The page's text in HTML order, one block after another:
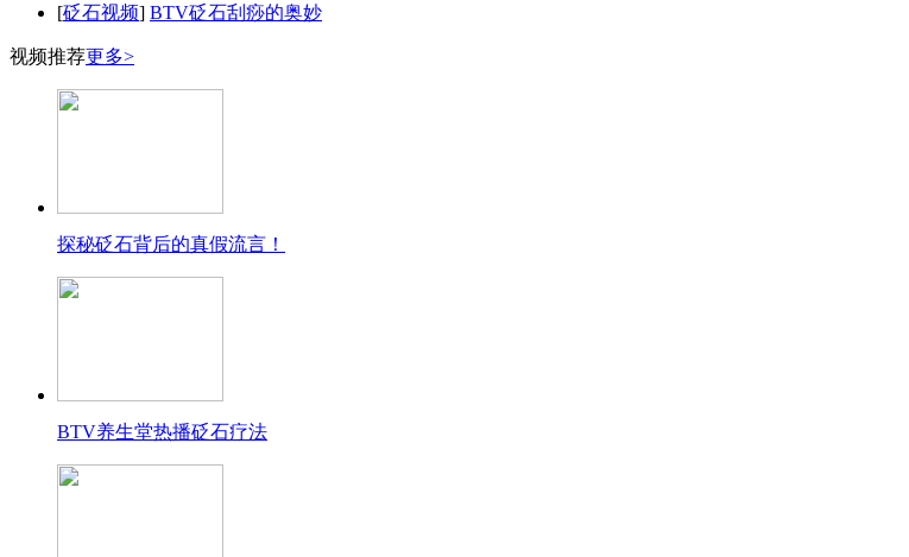
[砭石视频] BTV砭石刮痧的奥妙
视频推荐更多>
探秘砭石背后的真假流言！
BTV养生堂热播砭石疗法